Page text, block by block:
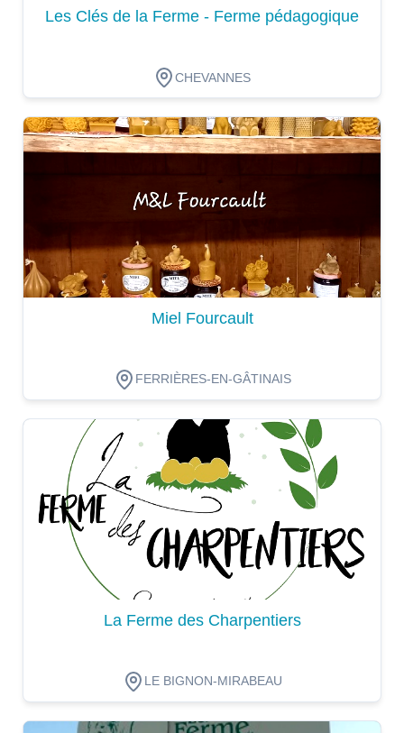
Les Clés de la Ferme - Ferme pédagogique
CHEVANNES
Dégustation
Miel Fourcault
FERRIÈRES-EN-GÂTINAIS
Dégustation
La Ferme des Charpentiers
LE BIGNON-MIRABEAU